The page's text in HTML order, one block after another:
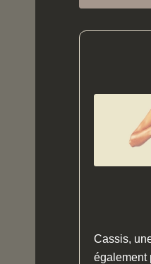
Cassis,
également